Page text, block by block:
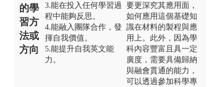
的學
習方
法或
方向
3.能在投入任何學習過
程中能夠反思。
4.能融入團隊合作，發
揮自我價值。
5.能提升自我英文能
力。
要更深究其應用面，
如何應用這個基礎知
識在材料的製程與應
用上。此外，因為學
科內容豐富且具一定
廣度，需要具備歸納
與融會貫通的能力，
可以透過參加科學專